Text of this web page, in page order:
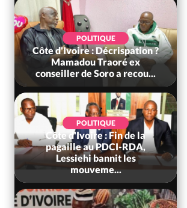
POLITIQUE
Côte d'Ivoire : Décrispation ?
Mamadou Traoré ex
conseiller de Soro a recou...
POLITIQUE
Côte d'Ivoire : Fin de la
pagaille au PDCI-RDA,
Lessiehi bannit les
mouveme...